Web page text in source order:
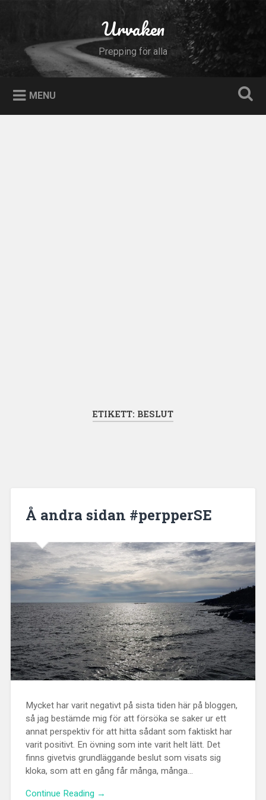
Urvaken
Prepping för alla
MENU
ETIKETT: BESLUT
Å andra sidan #perpperSE
Mycket har varit negativt på sista tiden här på bloggen,
så jag bestämde mig för att försöka se saker ur ett
annat perspektiv för att hitta sådant som faktiskt har
varit positivt. En övning som inte varit helt lätt. Det
finns givetvis grundläggande beslut som visats sig
kloka, som att en gång får många, många...
Continue Reading →